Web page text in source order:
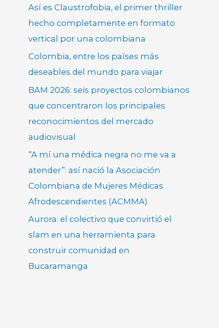
Así es Claustrofobia, el primer thriller
hecho completamente en formato
vertical por una colombiana
Colombia, entre los países más
deseables del mundo para viajar
BAM 2026: seis proyectos colombianos
que concentraron los principales
reconocimientos del mercado
audiovisual
“A mí una médica negra no me va a
atender”: así nació la Asociación
Colombiana de Mujeres Médicas
Afrodescendientes (ACMMA)
Aurora: el colectivo que convirtió el
slam en una herramienta para
construir comunidad en
Bucaramanga